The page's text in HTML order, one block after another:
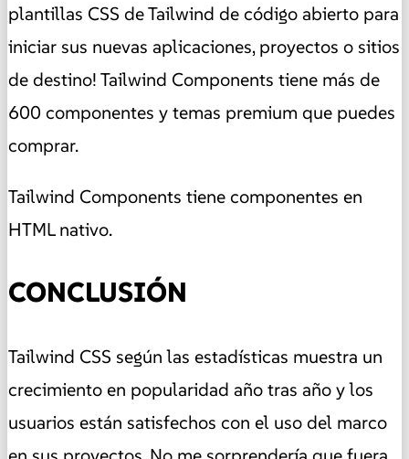
plantillas CSS de Tailwind de código abierto para
iniciar sus nuevas aplicaciones, proyectos o sitios
de destino! Tailwind Components tiene más de
600 componentes y temas premium que puedes
comprar.
Tailwind Components tiene componentes en
HTML nativo.
CONCLUSIÓN
Tailwind CSS según las estadísticas muestra un
crecimiento en popularidad año tras año y los
usuarios están satisfechos con el uso del marco